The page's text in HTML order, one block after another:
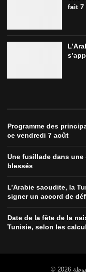
fait 7
Programme des
ce vendredi 7 août
Une fusillade dans une
blessés
L’Arabie saoudite, la
signer un accord de
Date de la fête de la
Tunisie, selon les